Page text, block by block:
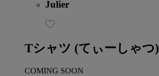
Julier
Tシャツ (てぃーしゃつ)
COMING SOON